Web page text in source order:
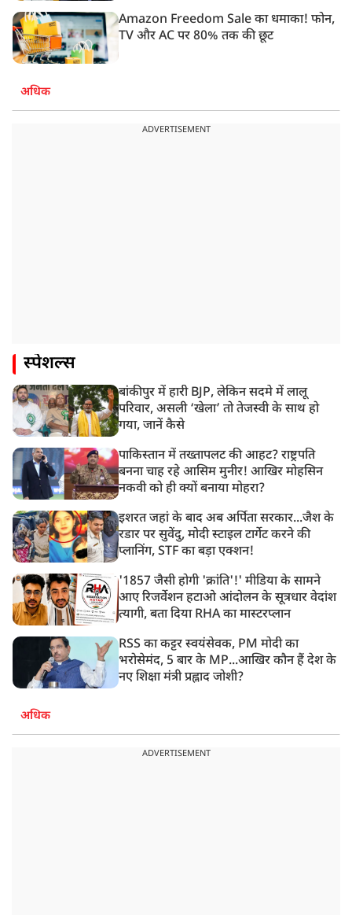
Amazon Freedom Sale का धमाका! फोन,
TV और AC पर 80% तक की छूट
अधिक
ADVERTISEMENT
स्पेशल्स
बांकीपुर में हारी BJP, लेकिन सदमे में लालू
परिवार, असली ‘खेला’ तो तेजस्वी के साथ हो
गया, जानें कैसे
पाकिस्तान में तख्तापलट की आहट? राष्ट्रपति
बनना चाह रहे आसिम मुनीर! आखिर मोहसिन
नकवी को ही क्यों बनाया मोहरा?
इशरत जहां के बाद अब अर्पिता सरकार...जैश के
रडार पर सुवेंदु, मोदी स्टाइल टार्गेट करने की
प्लानिंग, STF का बड़ा एक्शन!
'1857 जैसी होगी 'क्रांति'!' मीडिया के सामने
आए रिजर्वेशन हटाओ आंदोलन के सूत्रधार वेदांश
त्यागी, बता दिया RHA का मास्टरप्लान
RSS का कट्टर स्वयंसेवक, PM मोदी का
भरोसेमंद, 5 बार के MP...आखिर कौन हैं देश के
नए शिक्षा मंत्री प्रह्लाद जोशी?
अधिक
ADVERTISEMENT